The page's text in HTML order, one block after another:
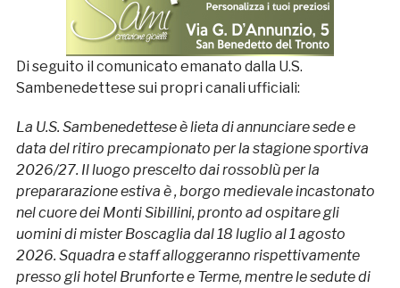
Di seguito il comunicato emanato dalla U.S.
Sambenedettese sui propri canali ufficiali:
La U.S. Sambenedettese è lieta di annunciare sede e
data del ritiro precampionato per la stagione sportiva
2026/27. Il luogo prescelto dai rossoblù per la
prepararazione estiva è , borgo medievale incastonato
nel cuore dei Monti Sibillini, pronto ad ospitare gli
uomini di mister Boscaglia dal 18 luglio al 1 agosto
2026. Squadra e staff alloggeranno rispettivamente
presso gli hotel Brunforte e Terme, mentre le sedute di